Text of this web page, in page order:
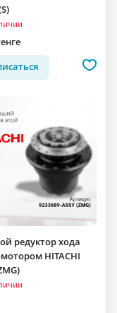
редуктор хода
HITACHI